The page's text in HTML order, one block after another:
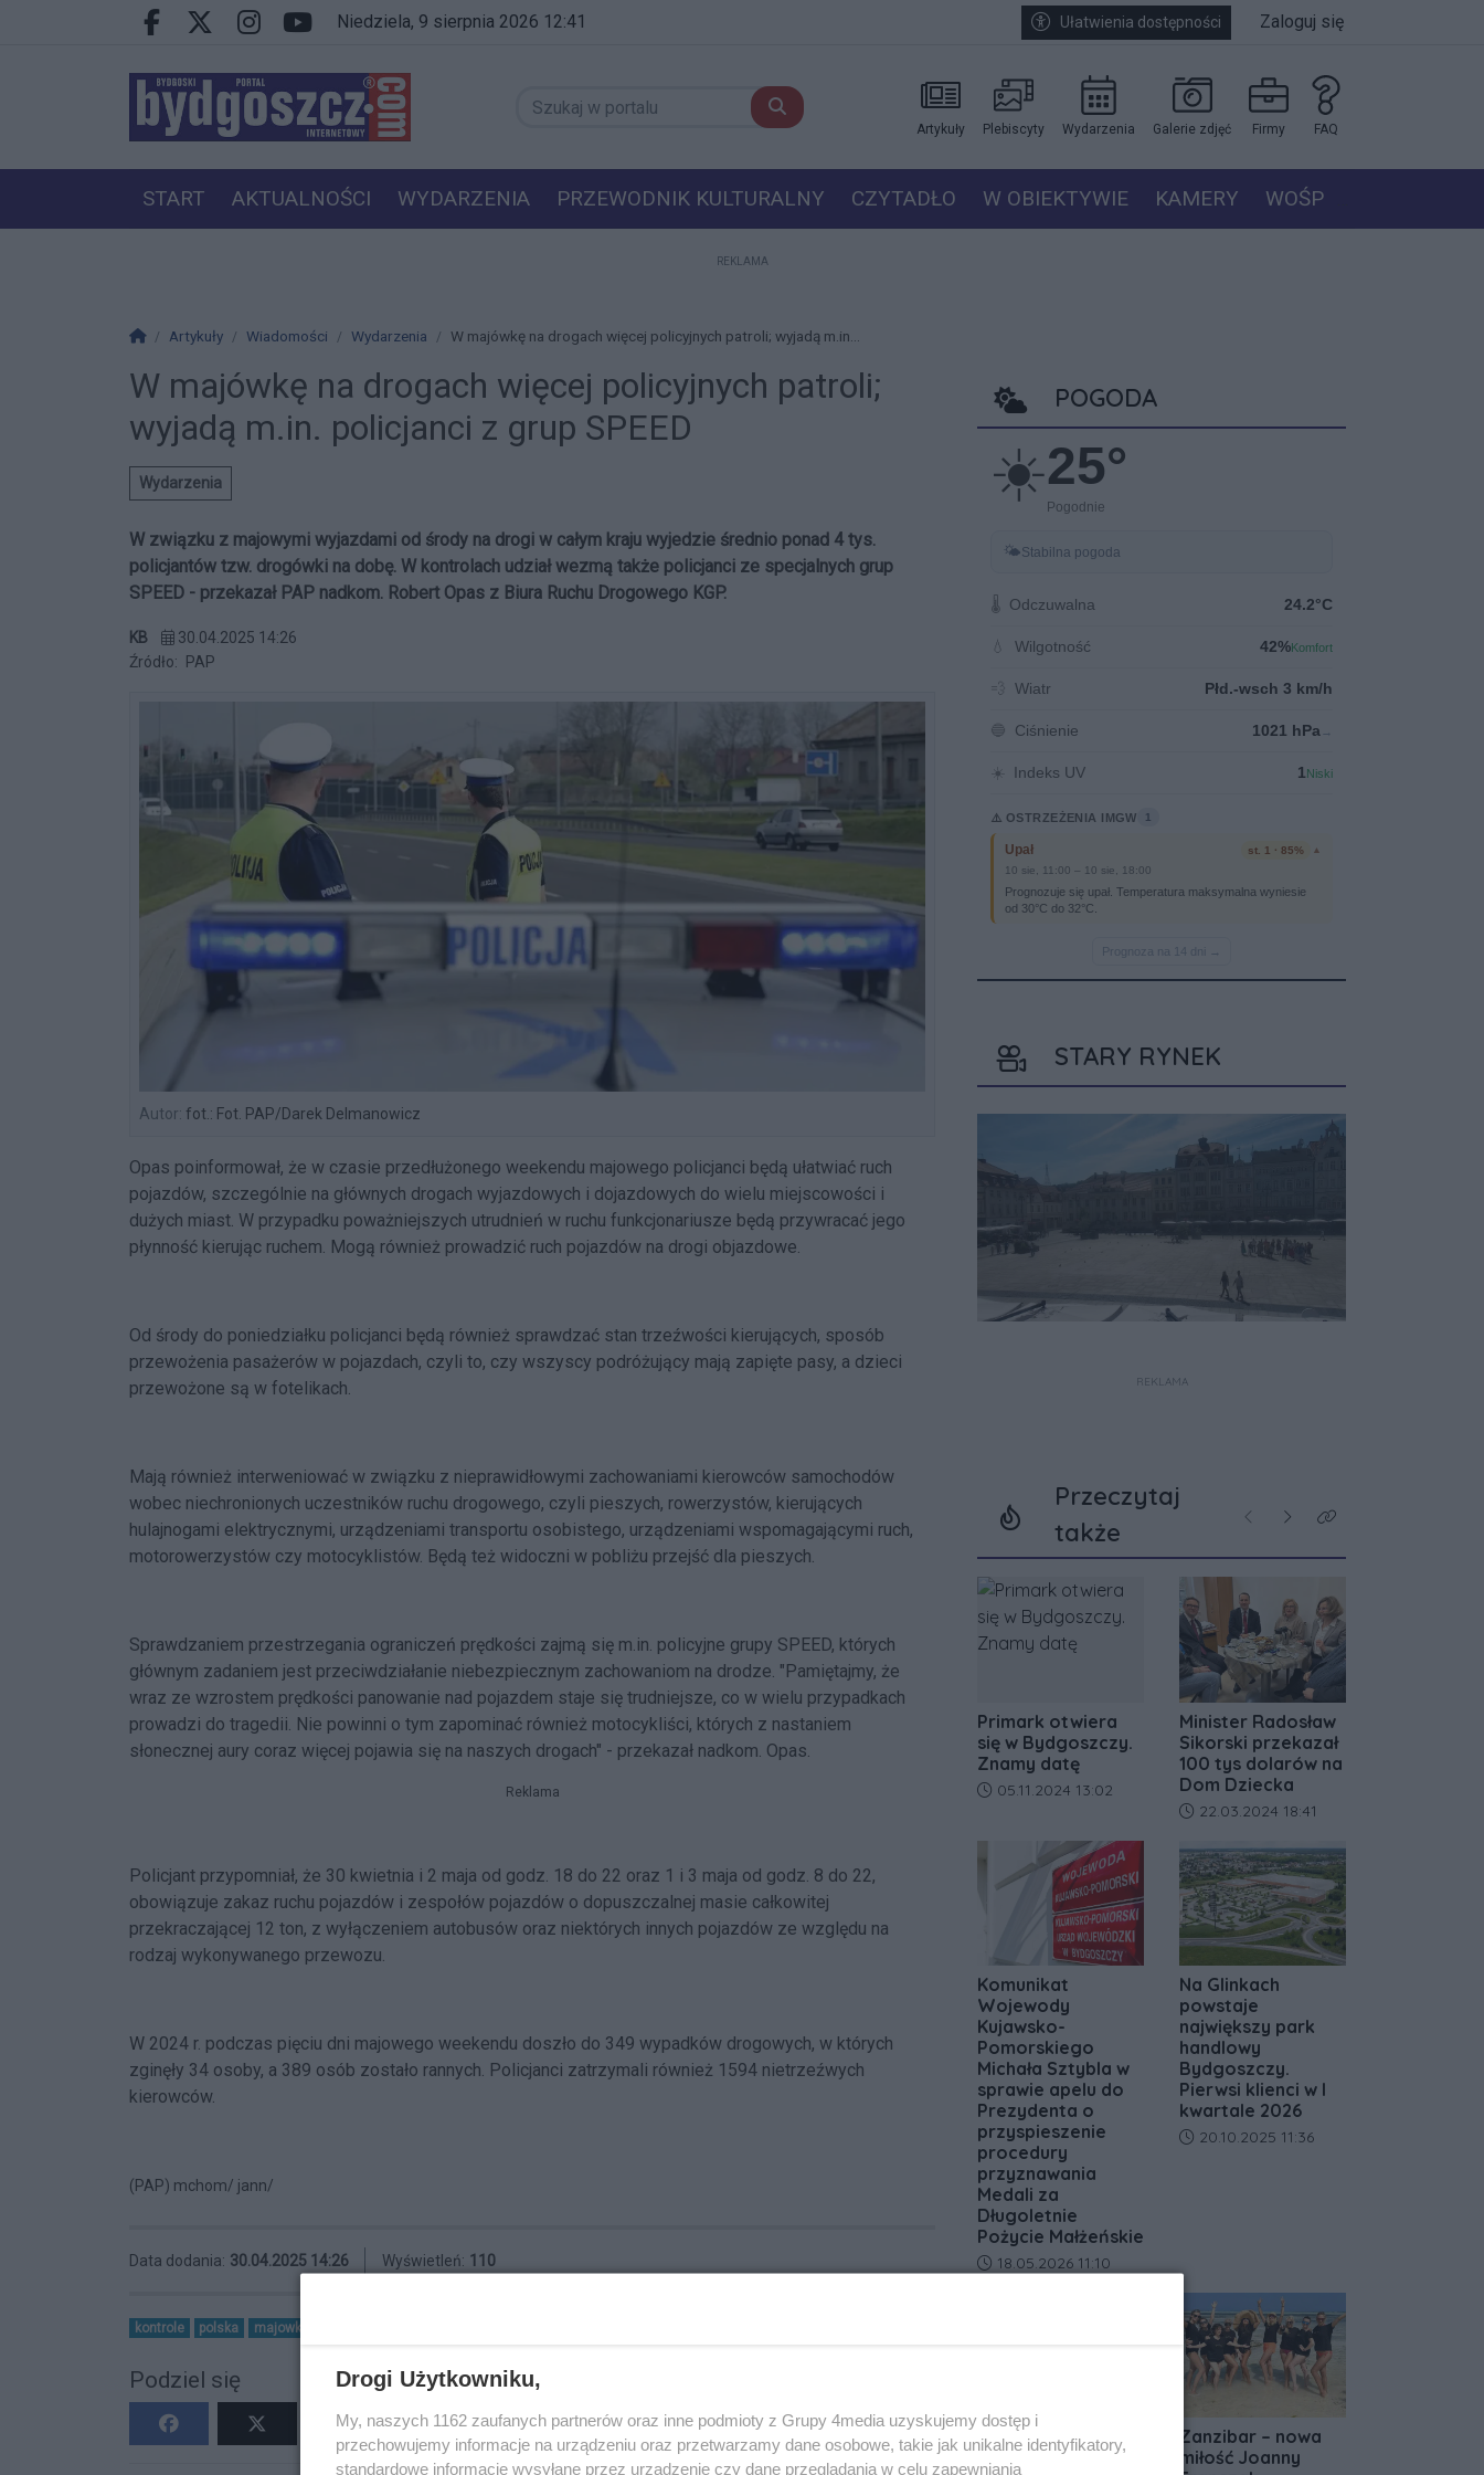
Przejdź do głównych treści
Przejdź do wyszukiwarki
Przejdź do głównego menu
Facebook.com
X.comInstagram.com
Youtube.com
niedziela, 9 sierpnia 2026 12:41 Ułatwienia dostępności Zaloguj się
Artykuły Plebiscyty Wydarzenia Galerie zdjęć Firmy FAQ
START AKTUALNOŚCI WYDARZENIA PRZEWODNIK KULTURALNY CZYTADŁO W OBIEKTYWIE KAMERY WOŚP
REKLAMA
Strona główna
Artykuły Wiadomości Wydarzenia W majówkę na drogach więcej policyjnych patroli; wyjadą m.in...
W majówkę na drogach więcej policyjnych patroli;
wyjadą m.in. policjanci z grup SPEED
Wydarzenia
W związku z majowymi wyjazdami od środy na drogi w całym kraju wyjedzie średnio ponad 4 tys.
policjantów tzw. drogówki na dobę. W kontrolach udział wezmą także policjanci ze specjalnych grup
SPEED - przekazał PAP nadkom. Robert Opas z Biura Ruchu Drogowego KGP.
KB
30.04.2025 14:26
Źródło:
PAP
Autor: fot.: Fot. PAP/Darek Delmanowicz
Opas poinformował, że w czasie przedłużonego weekendu majowego policjanci będą ułatwiać ruch
pojazdów, szczególnie na głównych drogach wyjazdowych i dojazdowych do wielu miejscowości i
dużych miast. W przypadku poważniejszych utrudnień w ruchu funkcjonariusze będą przywracać jego
płynność kierując ruchem. Mogą również prowadzić ruch pojazdów na drogi objazdowe.
Od środy do poniedziałku policjanci będą również sprawdzać stan trzeźwości kierujących, sposób
przewożenia pasażerów w pojazdach, czyli to, czy wszyscy podróżujący mają zapięte pasy, a dzieci
przewożone są w fotelikach.
Mają również interweniować w związku z nieprawidłowymi zachowaniami kierowców samochodów
wobec niechronionych uczestników ruchu drogowego, czyli pieszych, rowerzystów, kierujących
hulajnogami elektrycznymi, urządzeniami transportu osobistego, urządzeniami wspomagającymi ruch,
motorowerzystów czy motocyklistów. Będą też widoczni w pobliżu przejść dla pieszych.
Sprawdzaniem przestrzegania ograniczeń prędkości zajmą się m.in. policyjne grupy SPEED, których
głównym zadaniem jest przeciwdziałanie niebezpiecznym zachowaniom na drodze. "Pamiętajmy, że
wraz ze wzrostem prędkości panowanie nad pojazdem staje się trudniejsze, co w wielu przypadkach
prowadzi do tragedii. Nie powinni o tym zapominać również motocykliści, których z nastaniem
słonecznej aury coraz więcej pojawia się na naszych drogach" - przekazał nadkom. Opas.
Reklama
Policjant przypomniał, że 30 kwietnia i 2 maja od godz. 18 do 22 oraz 1 i 3 maja od godz. 8 do 22,
obowiązuje zakaz ruchu pojazdów i zespołów pojazdów o dopuszczalnej masie całkowitej
przekraczającej 12 ton, z wyłączeniem autobusów oraz niektórych innych pojazdów ze względu na
rodzaj wykonywanego przewozu.
W 2024 r. podczas pięciu dni majowego weekendu doszło do 349 wypadków drogowych, w których
zginęły 34 osoby, a 389 osób zostało rannych. Policjanci zatrzymali również 1594 nietrzeźwych
kierowców.
(PAP) mchom/ jann/
Data dodania: 30.04.2025 14:26 Wyświetleń: 110
kontrole polska majowka
Podziel się
0 0
POGODA
STARY RYNEK
REKLAMA
Przeczytaj
także
Poprzednie
NastępneKliknij aby zobaczyć
Primark otwiera
się w Bydgoszczy.
Znamy datę
Data dodania artykułu:
05.11.2024 13:02
Minister Radosław
Sikorski przekazał
100 tys dolarów na
Dom Dziecka
Data dodania artykułu:
22.03.2024 18:41
Komunikat
Wojewody
Kujawsko-
Pomorskiego
Michała Sztybla w
sprawie apelu do
Prezydenta o
przyspieszenie
procedury
przyznawania
Medali za
Długoletnie
Pożycie Małżeńskie
Data dodania artykułu:
18.05.2026 11:10
Na Glinkach
powstaje
największy park
handlowy
Bydgoszczy.
Pierwsi klienci w I
kwartale 2026
Data dodania artykułu:
20.10.2025 11:36
Na lody tylko do
Cafe Primo! Nie
Zanzibar – nowa
miłość Joanny
Drogi Użytkowniku,
My, naszych 1162 zaufanych partnerów oraz inne podmioty z Grupy 4media uzyskujemy dostęp i
przechowujemy informacje na urządzeniu oraz przetwarzamy dane osobowe, takie jak unikalne identyfikatory,
standardowe informacje wysyłane przez urządzenie czy dane przeglądania w celu zapewniania